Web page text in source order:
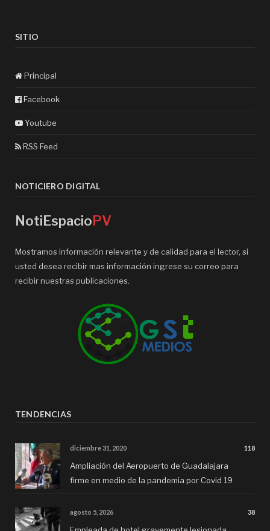
SITIO
Principal
Facebook
Youtube
RSS Feed
NOTICIERO DIGITAL
NotiEspacioPV
Mostramos información relevante y de calidad para el lector, si
usted desea recibir mas información ingrese su correo para
recibir nuestras publicaciones.
TENDENCIAS
diciembre 31, 2020 118
Ampliación del Aeropuerto de Guadalajara
firme en medio de la pandemia por Covid 19
agosto 5, 2026 38